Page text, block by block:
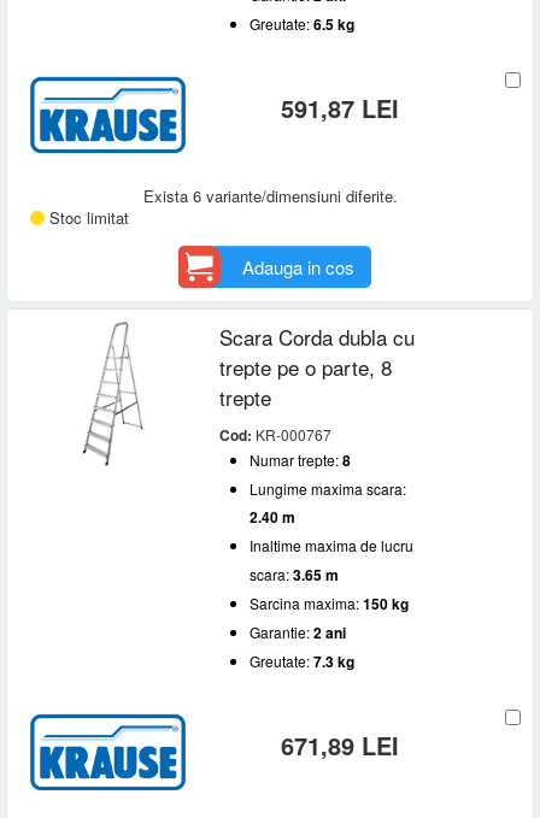
Greutate:6.5 kg
591,87 LEI
Exista 6 variante/dimensiuni diferite.
Stoc limitat
Adauga in cos
Scara Corda dubla cu
trepte pe o parte, 8
trepte
Cod: KR-000767
Numar trepte:8
Lungime maxima scara:
2.40 m
Inaltime maxima de lucru
scara:3.65 m
Sarcina maxima:150 kg
Garantie:2 ani
Greutate:7.3 kg
671,89 LEI